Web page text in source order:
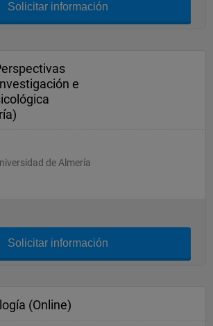
Solicitar información
e
de Almería
Solicitar información
(Online)